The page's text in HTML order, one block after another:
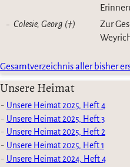
Colesie, Georg (†)
Zur
Gesamtverzeichnis aller bisher
Unsere Heimat
Unsere Heimat 2025, Heft 4
Unsere Heimat 2025, Heft 3
Unsere Heimat 2025, Heft 2
Unsere Heimat 2025, Heft 1
Unsere Heimat 2024, Heft 4